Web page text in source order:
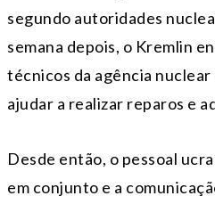
segundo autoridades
semana depois, o Kremlin
técnicos da agência
ajudar a realizar reparos e
Desde então, o pessoal
em conjunto e a